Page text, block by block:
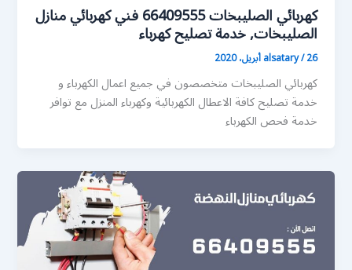
كهربائي الصليبخات 66409555 فني كهربائي منازل
الصليبخات, خدمة تصليح كهرباء
alsatary/26 أبريل، 2020
كهربائي الصليبخات متخصصون في جميع اعمال الكهرباء و
خدمة تصليح كافة الاعطال الكهربائية وكهرباء المنزل مع توافر
خدمة فحص الكهرباء